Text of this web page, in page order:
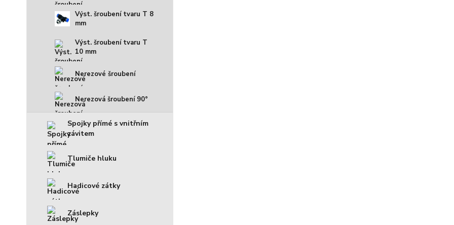
Výst. šroubení tvaru T 8
mm
Výst. šroubení tvaru T
10 mm
Nerezové šroubení
Nerezová šroubení 90°
Spojky přímé s vnitřním
závitem
Tlumiče hluku
Hadicové zátky
Záslepky